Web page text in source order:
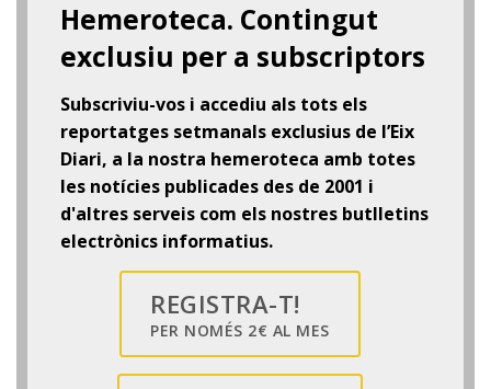
Hemeroteca. Contingut
exclusiu per a subscriptors
Subscriviu-vos i accediu als tots els
reportatges setmanals exclusius de l’Eix
Diari, a la nostra hemeroteca amb totes
les notícies publicades des de 2001 i
d'altres serveis com els nostres butlletins
electrònics informatius.
REGISTRA-T!
PER NOMÉS 2€ AL MES